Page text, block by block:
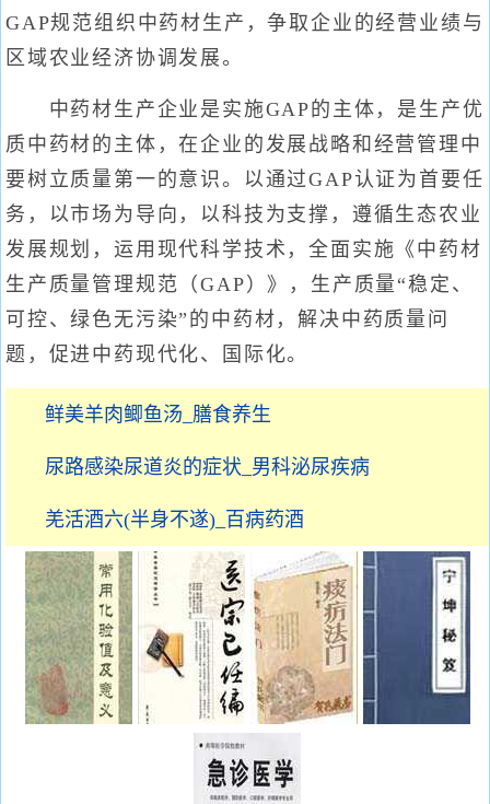
GAP规范组织中药材生产，争取企业的经营业绩与
区域农业经济协调发展。
中药材生产企业是实施GAP的主体，是生产优
质中药材的主体，在企业的发展战略和经营管理中
要树立质量第一的意识。以通过GAP认证为首要任
务，以市场为导向，以科技为支撑，遵循生态农业
发展规划，运用现代科学技术，全面实施《中药材
生产质量管理规范（GAP）》，生产质量“稳定、
可控、绿色无污染”的中药材，解决中药质量问
题，促进中药现代化、国际化。
鲜美羊肉鲫鱼汤_膳食养生
尿路感染尿道炎的症状_男科泌尿疾病
羌活酒六(半身不遂)_百病药酒